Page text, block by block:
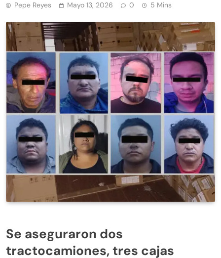
Pepe Reyes Mayo 13, 2026 0 5 Mins
Se aseguraron dos
tractocamiones, tres cajas